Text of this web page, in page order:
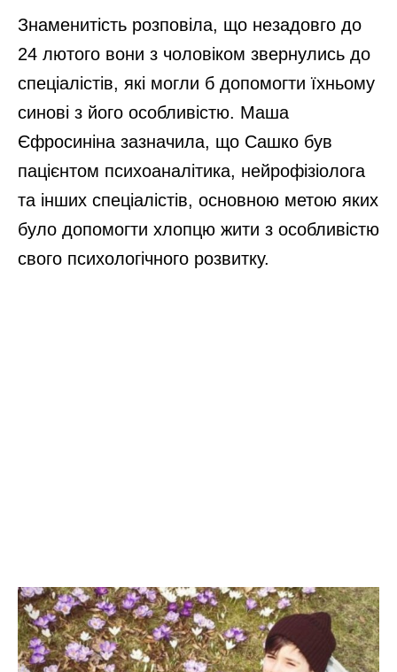
Знаменитість розповіла, що незадовго до
24 лютого вони з чоловіком звернулись до
спеціалістів, які могли б допомогти їхньому
синові з його особливістю. Маша
Єфросиніна зазначила, що Сашко був
пацієнтом психоаналітика, нейрофізіолога
та інших спеціалістів, основною метою яких
було допомогти хлопцю жити з особливістю
свого психологічного розвитку.